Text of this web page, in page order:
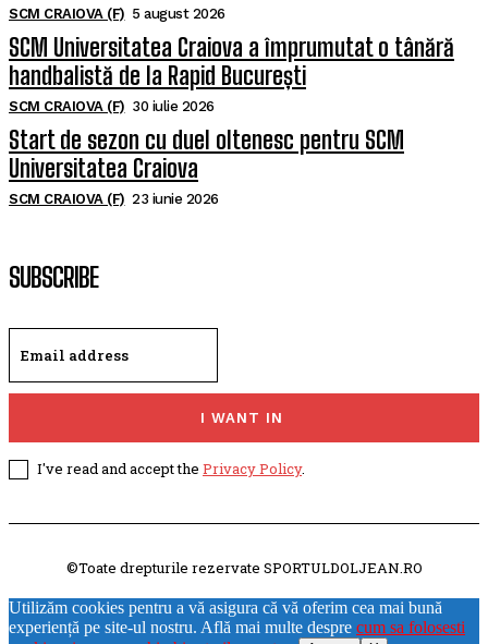
SCM CRAIOVA (F) 5 august 2026
SCM Universitatea Craiova a împrumutat o tânără
handbalistă de la Rapid București
SCM CRAIOVA (F) 30 iulie 2026
Start de sezon cu duel oltenesc pentru SCM
Universitatea Craiova
SCM CRAIOVA (F) 23 iunie 2026
SUBSCRIBE
I WANT IN
I've read and accept the Privacy Policy.
©Toate drepturile rezervate SPORTULDOLJEAN.RO
Utilizăm cookies pentru a vă asigura că vă oferim cea mai bună
experiență pe site-ul nostru. Află mai multe despre cum sa folosesti